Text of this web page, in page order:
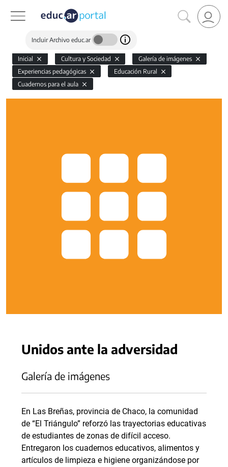
Incluir Archivo educ.ar
Inicial Cultura y Sociedad
Galería de imágenes
Experiencias pedagógicas
Educación Rural
Cuadernos para el aula
Unidos ante la adversidad
Galería de imágenes
En Las Breñas, provincia de Chaco, la comunidad
de “El Triángulo” reforzó las trayectorias educativas
de estudiantes de zonas de difícil acceso.
Entregaron los cuadernos educativos, alimentos y
artículos de limpieza e higiene organizándose por